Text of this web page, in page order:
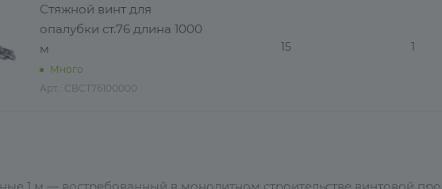
Стяжной винт для
опалубки ст.76 длина 1000
м
Много
Арт.: СВСТ76100000
15 1